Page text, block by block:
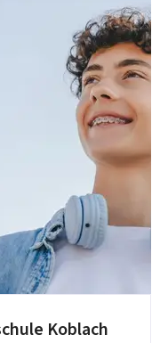
Koblach